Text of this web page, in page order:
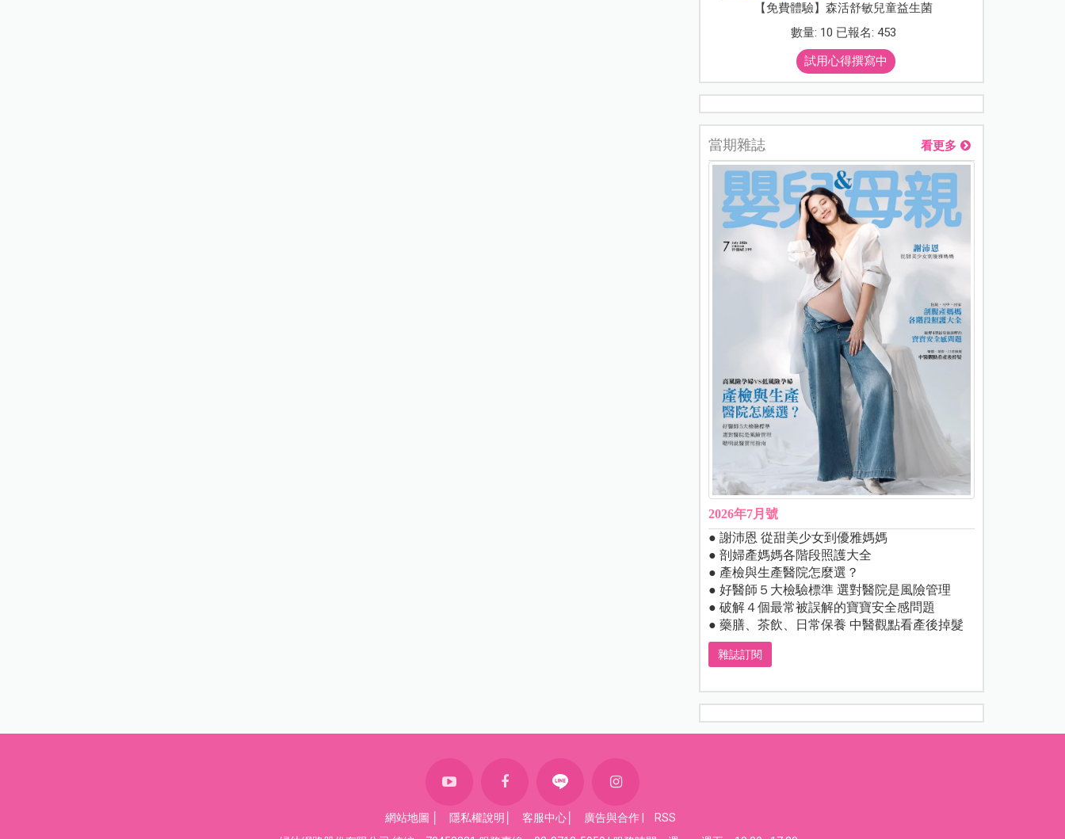
【免費體驗】森活舒敏兒童益生菌
數量: 10 已報名: 453
試用心得撰寫中
當期雜誌 看更多
2026年7月號
● 謝沛恩 從甜美少女到優雅媽媽
● 剖婦產媽媽各階段照護大全
● 產檢與生產醫院怎麼選？
● 好醫師５大檢驗標準 選對醫院是風險管理
● 破解４個最常被誤解的寶寶安全感問題
● 藥膳、茶飲、日常保養 中醫觀點看產後掉髮
雜誌訂閱
網站地圖 隱私權說明 客服中心 廣告與合作
RSS